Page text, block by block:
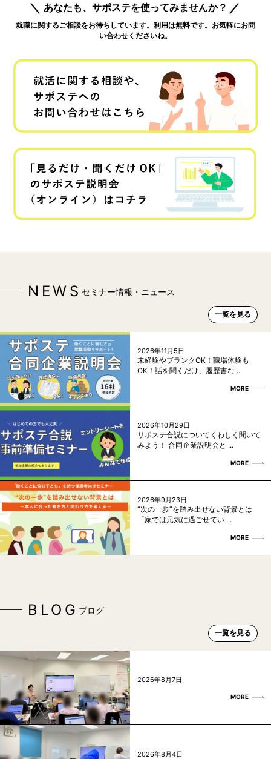
あなたも、サポステを使ってみませんか？
就職に関するご相談をお待ちしています。利用は無料です。お気軽にお問
い合わせくださいね。
NEWS セミナー情報・ニュース
一覧を見る
2026年11月5日
未経験やブランクOK！職場体験も
OK！話を聞くだけ、履歴書な ...
MORE
2026年10月29日
サポステ合説についてくわしく聞いて
みよう！ 合同企業説明会と ...
MORE
2026年9月23日
“次の一歩”を踏み出せない背景とは
「家では元気に過ごせてい ...
MORE
BLOG ブログ
一覧を見る
2026年8月7日
MORE
2026年8月4日